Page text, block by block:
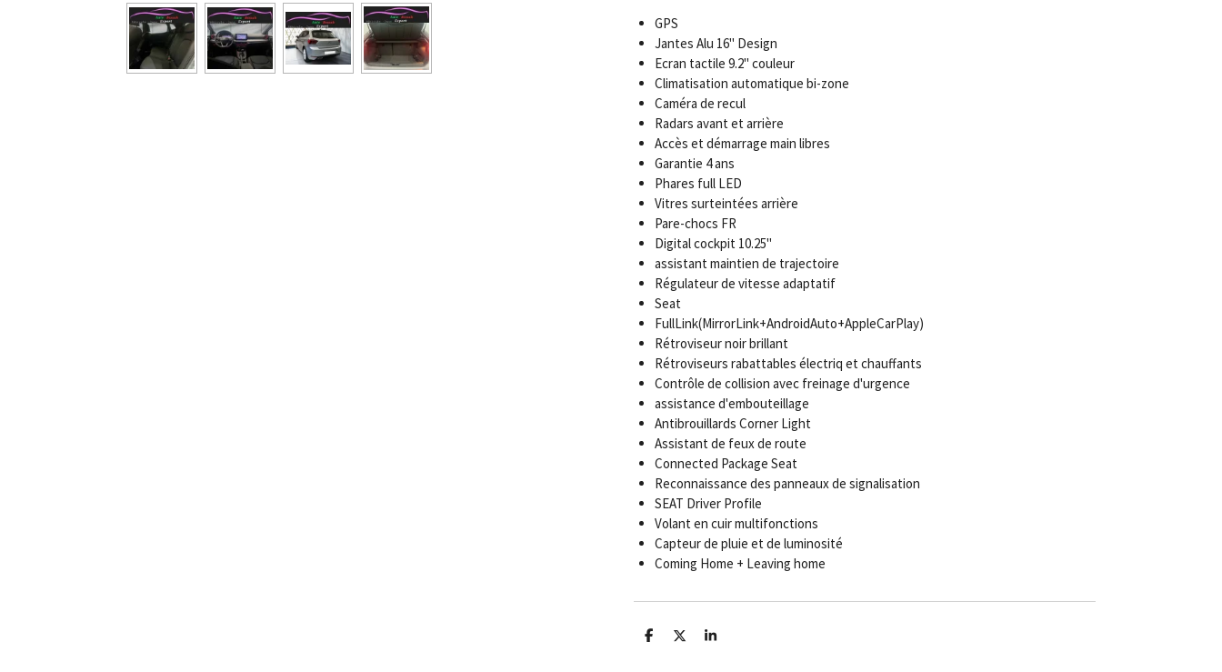
GPS
Jantes Alu 16" Design
Ecran tactile 9.2" couleur
Climatisation automatique bi-zone
Caméra de recul
Radars avant et arrière
Accès et démarrage main libres
Garantie 4 ans
Phares full LED
Vitres surteintées arrière
Pare-chocs FR
Digital cockpit 10.25"
assistant maintien de trajectoire
Régulateur de vitesse adaptatif
Seat
FullLink(MirrorLink+AndroidAuto+AppleCarPlay)
Rétroviseur noir brillant
Rétroviseurs rabattables électriq et chauffants
Contrôle de collision avec freinage d'urgence
assistance d'embouteillage
Antibrouillards Corner Light
Assistant de feux de route
Connected Package Seat
Reconnaissance des panneaux de signalisation
SEAT Driver Profile
Volant en cuir multifonctions
Capteur de pluie et de luminosité
Coming Home + Leaving home
P
P
P